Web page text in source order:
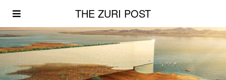
THE ZURI POST